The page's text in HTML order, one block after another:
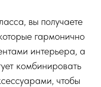
вы получаете
гармонично
интерьера, а
комбинировать
чтобы